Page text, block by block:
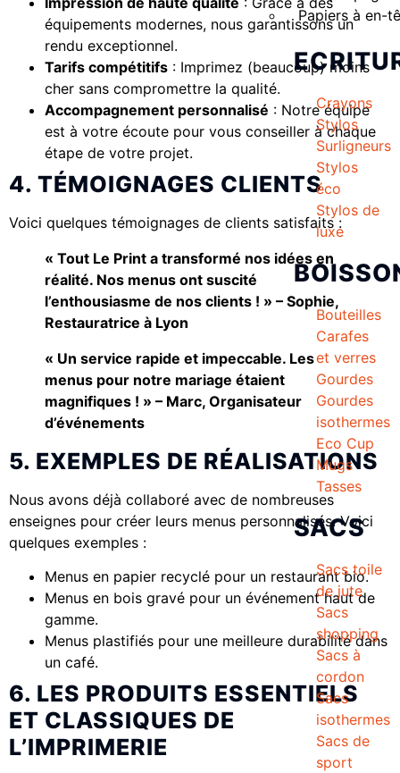
Papiers à en-
Crayons
Stylos
Surligneurs
Stylos
éco
Stylos de
luxe
Bouteilles
Carafes
et verres
Gourdes
Gourdes
isothermes
Eco Cup
Mugs
Tasses
SACS
Sacs toile
de jute
Sacs
shopping
Sacs à
cordon
Sacs
isothermes
Sacs de
sport
équipements modernes, nous garantissons un
rendu exceptionnel.
Tarifs compétitifs : Imprimez (beaucoup) moins
cher sans compromettre la qualité.
Accompagnement personnalisé : Notre équipe
est à votre écoute pour vous conseiller à chaque
étape de votre projet.
4. TÉMOIGNAGES CLIENTS
Voici quelques témoignages de clients satisfaits :
« Tout Le Print a transformé nos idées en
réalité. Nos menus ont suscité
l’enthousiasme de nos clients ! » – Sophie,
Restauratrice à Lyon
« Un service rapide et impeccable. Les
menus pour notre mariage étaient
magnifiques ! » – Marc, Organisateur
d’événements
5. EXEMPLES DE RÉALISATIONS
Nous avons déjà collaboré avec de nombreuses
enseignes pour créer leurs menus personnalisés. Voici
quelques exemples :
Menus en papier recyclé pour un restaurant bio.
Menus en bois gravé pour un événement haut de
gamme.
Menus plastifiés pour une meilleure durabilité dans
un café.
6. LES PRODUITS ESSENTIELS
ET CLASSIQUES DE
L’IMPRIMERIE